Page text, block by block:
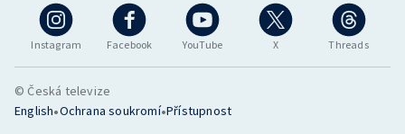
Instagram Facebook YouTube X Threads
© Česká televize
English•Ochrana soukromí•Přístupnost